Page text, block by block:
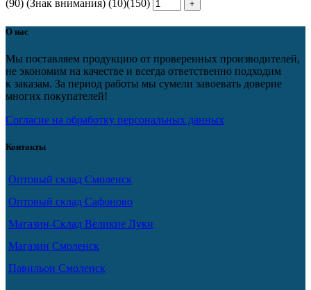
(90) (Знак внимания) (10)(150)
О нас
Мы поставляем продукцию от проверенных производителей,
не экономим на качестве и всегда ответственно подходим
к заказам. За период работы мы сумели завоевать доверие
многих покупателей!
Согласие на обработку персональных данных
Контакты
Оптовый склад Смоленск
Оптовый склад Сафоново
Магазин-Склад Великие Луки
Магазин Смоленск
Павильон Смоленск